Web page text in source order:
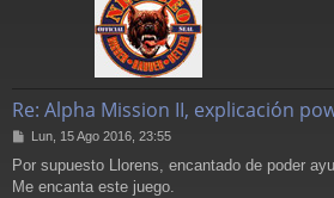
Re: Alpha Mission II, explicación
M
n
s
Lun, 15 Ago 2016, 23:55
Por supuesto Llorens, encantado de poder
Me encanta este juego.